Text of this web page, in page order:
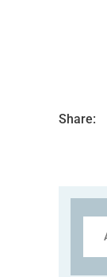
Share: